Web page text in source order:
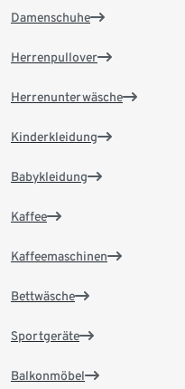
Damenschuhe
Herrenpullover
Herrenunterwäsche
Kinderkleidung
Babykleidung
Kaffee
Kaffeemaschinen
Bettwäsche
Sportgeräte
Balkonmöbel